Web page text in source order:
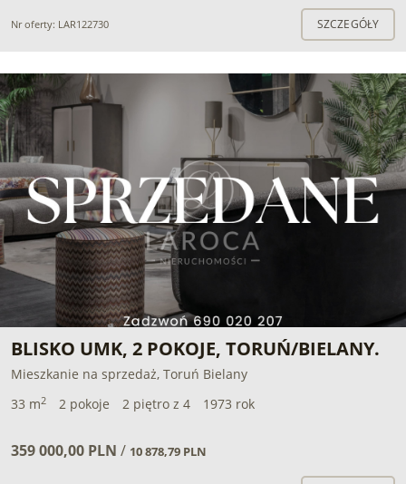
Nr oferty: LAR122730 SZCZEGÓŁY
BLISKO UMK, 2 POKOJE, TORUŃ/BIELANY.
Mieszkanie na sprzedaż, Toruń Bielany
33 m2 2 pokoje 2 piętro z 4 1973 rok
359 000,00 PLN / 10 878,79 PLN